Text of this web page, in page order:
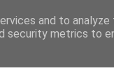
and to analyze
security metrics to